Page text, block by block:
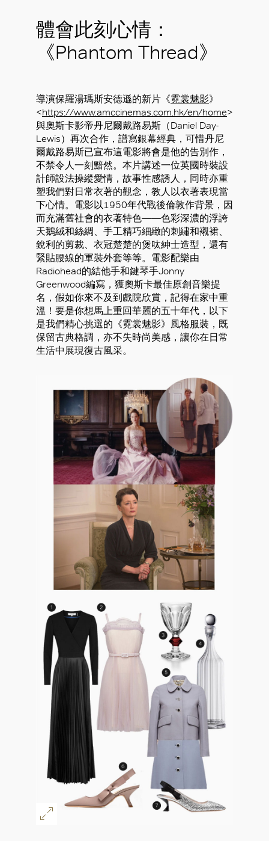
體會此刻心情：
《Phantom Thread》
導演保羅湯瑪斯安德遜的新片《霓裳魅影》
<https://www.amccinemas.com.hk/en/home>
與奧斯卡影帝丹尼爾戴路易斯（Daniel Day-
Lewis）再次合作，譜寫銀幕經典，可惜丹尼
爾戴路易斯已宣布這電影將會是他的告別作，
不禁令人一刻黯然。本片講述一位英國時裝設
計師設法操縱愛情，故事性感誘人，同時亦重
塑我們對日常衣著的觀念，教人以衣著表現當
下心情。電影以1950年代戰後倫敦作背景，因
而充滿舊社會的衣著特色——色彩深濃的浮誇
天鵝絨和絲綢、手工精巧細緻的刺繡和襯裙、
銳利的剪裁、衣冠楚楚的煲呔紳士造型，還有
緊貼腰線的軍裝外套等等。電影配樂由
Radiohead的結他手和鍵琴手Jonny
Greenwood編寫，獲奧斯卡最佳原創音樂提
名，假如你來不及到戲院欣賞，記得在家中重
溫！要是你想馬上重回華麗的五十年代，以下
是我們精心挑選的《霓裳魅影》風格服裝，既
保留古典格調，亦不失時尚美感，讓你在日常
生活中展現復古風采。